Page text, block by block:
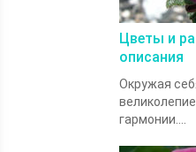
Цветы и
описания
Окружая
гармонии....